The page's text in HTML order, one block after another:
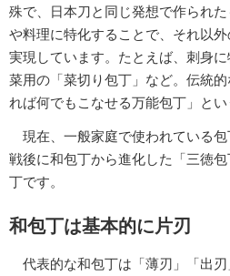
殊で、日本刀と同じ発想で作られ
や料理に特化することで、それ以
実現しています。たとえば、刺身
菜用の「菜切り包丁」など。伝統
れば何でもこなせる万能包丁」とい
現在、一般家庭で使われている包
戦後に和包丁から進化した「三徳
丁です。
和包丁は基本的に片刃
代表的な和包丁は「薄刃」「出